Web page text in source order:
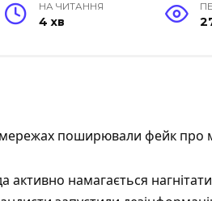
НА ЧИТАННЯ
4 хв
поширювали фейк про
активно намагається